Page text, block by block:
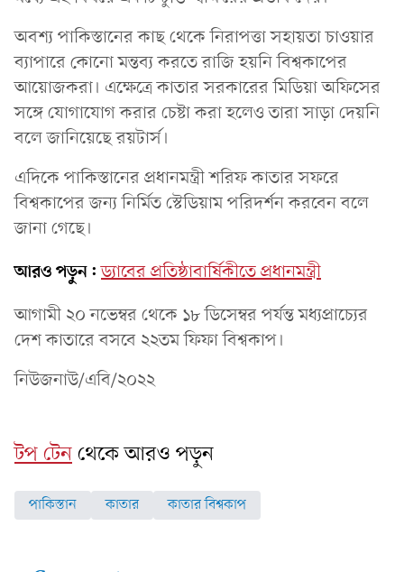
অবশ্য পাকিস্তানের কাছ থেকে নিরাপত্তা সহায়তা চাওয়ার
ব্যাপারে কোনো মন্তব্য করতে রাজি হয়নি বিশ্বকাপের
আয়োজকরা। এক্ষেত্রে কাতার সরকারের মিডিয়া অফিসের
সঙ্গে যোগাযোগ করার চেষ্টা করা হলেও তারা সাড়া দেয়নি
বলে জানিয়েছে রয়টার্স।
এদিকে পাকিস্তানের প্রধানমন্ত্রী শরিফ কাতার সফরে
বিশ্বকাপের জন্য নির্মিত স্টেডিয়াম পরিদর্শন করবেন বলে
জানা গেছে।
আরও পড়ুন: ড্যাবের প্রতিষ্ঠাবার্ষিকীতে প্রধানমন্ত্রী
আগামী ২০ নভেম্বর থেকে ১৮ ডিসেম্বর পর্যন্ত মধ্যপ্রাচ্যের
দেশ কাতারে বসবে ২২তম ফিফা বিশ্বকাপ।
নিউজনাউ/এবি/২০২২
টপ টেনথেকে আরও পড়ুন
পাকিস্তান কাতার কাতার বিশ্বকাপ